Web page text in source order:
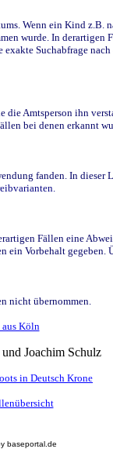
Wenn ein Kind
wurde. In
Suchabfrage
Amtsperson ihn
bei denen erkannt
fanden. In
Fällen eine
Vorbehalt gegeben.
nicht übernommen.
Köln
Joachim Schulz
in Deutsch Krone
baseportal.de